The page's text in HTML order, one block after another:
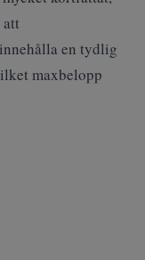
en tydlig
maxbelopp